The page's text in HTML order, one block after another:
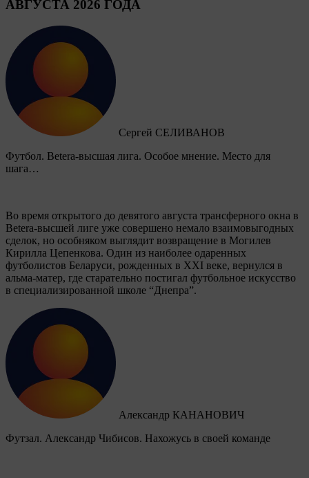
АВГУСТА 2026 ГОДА
Сергей СЕЛИВАНОВ
Футбол. Betera-высшая лига. Особое мнение. Место для
шага…
Во время открытого до девятого августа трансферного окна в
Betera-высшей лиге уже совершено немало взаимовыгодных
сделок, но особняком выглядит возвращение в Могилев
Кирилла Цепенкова. Один из наиболее одаренных
футболистов Беларуси, рожденных в XXI веке, вернулся в
альма-матер, где старательно постигал футбольное искусство
в специализированной школе “Днепра”.
Александр КАНАНОВИЧ
Футзал. Александр Чибисов. Нахожусь в своей команде